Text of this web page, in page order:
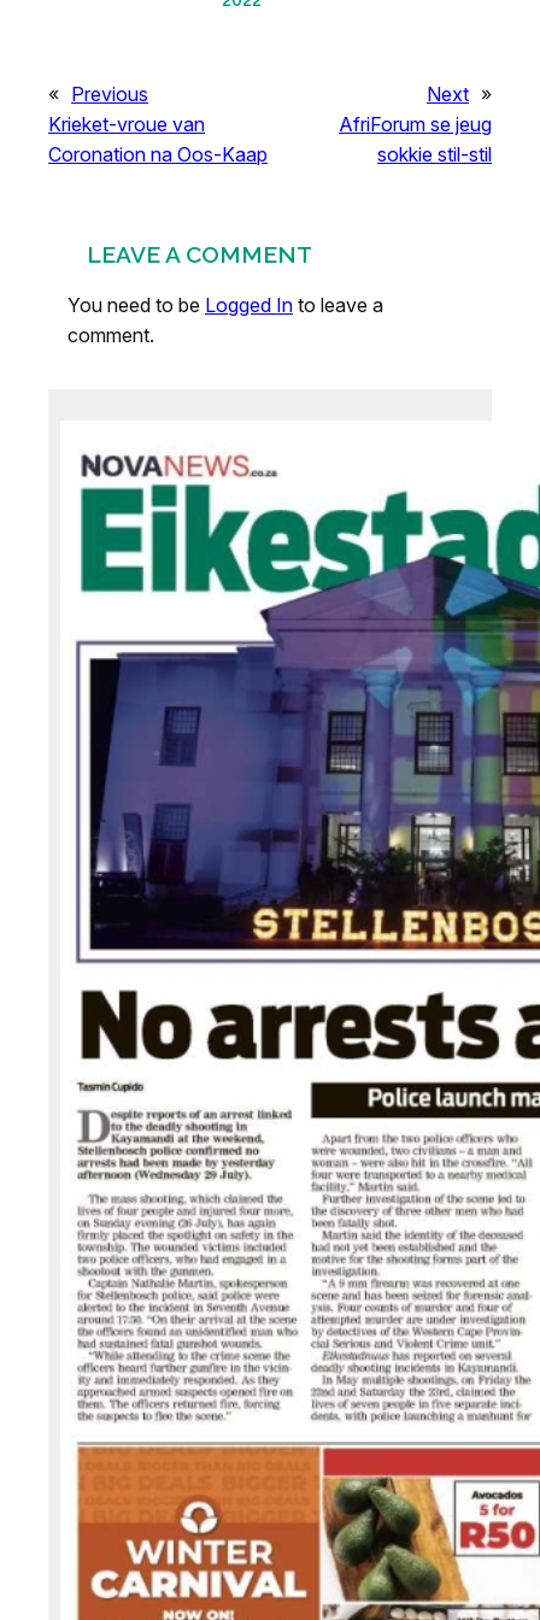
« Previous
Krieket-vroue van
Coronation na Oos-Kaap
Next »
AfriForum se jeug
sokkie stil-stil
LEAVE A COMMENT
You need to be Logged In to leave a
comment.